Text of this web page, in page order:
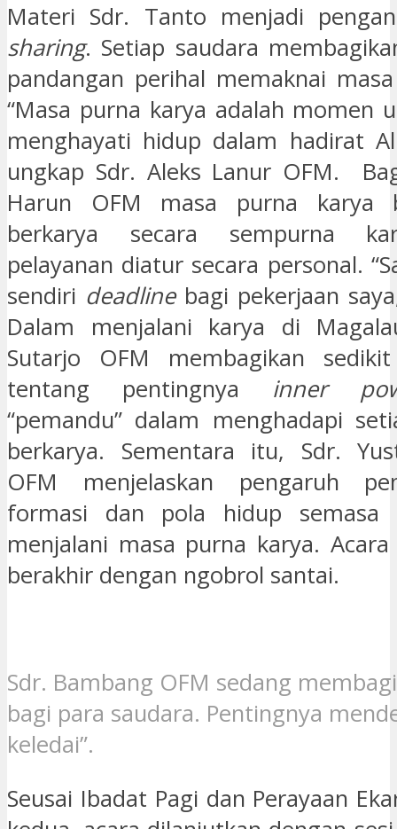
Materi Sdr. Tanto menjadi
sharing. Setiap saudara
pandangan perihal memaknai
“Masa purna karya adalah momen
menghayati hidup dalam hadirat
ungkap Sdr. Aleks Lanur OFM.
Harun OFM masa purna karya
berkarya secara sempurna
pelayanan diatur secara personal.
sendiri deadline bagi pekerjaan
Dalam menjalani karya di
Sutarjo OFM membagikan
tentang pentingnya inner
“pemandu” dalam menghadapi
berkarya. Sementara itu, Sdr.
OFM menjelaskan pengaruh
formasi dan pola hidup semasa
menjalani masa purna karya.
berakhir dengan ngobrol santai.
Sdr. Bambang OFM sedang
bagi para saudara. Pentingnya
keledai”.
Seusai Ibadat Pagi dan Perayaan